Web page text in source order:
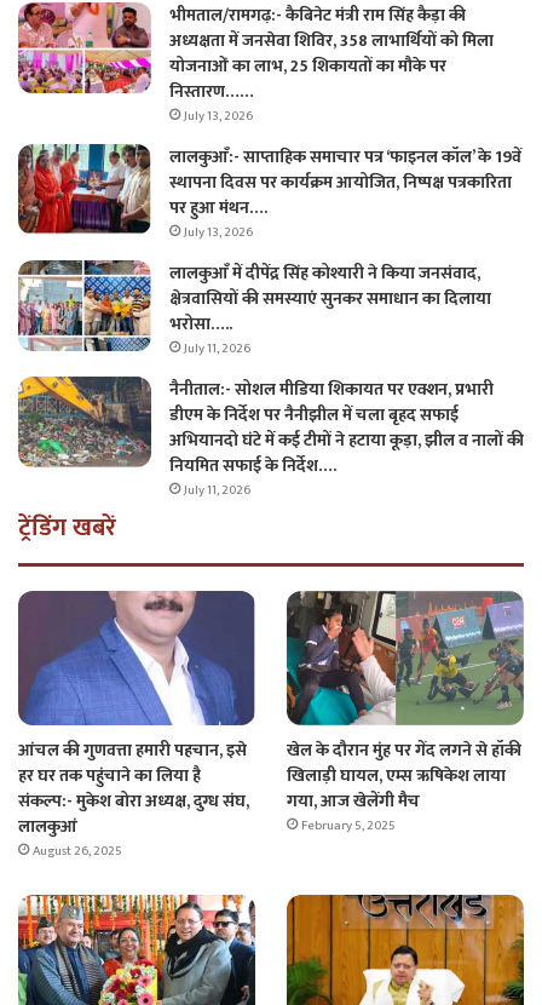
भीमताल/रामगढ़:- कैबिनेट मंत्री राम सिंह कैड़ा की
अध्यक्षता में जनसेवा शिविर, 358 लाभार्थियों को मिला
योजनाओं का लाभ, 25 शिकायतों का मौके पर
निस्तारण……
July 13, 2026
लालकुआँ:- साप्ताहिक समाचार पत्र ‘फाइनल कॉल’ के 19वें
स्थापना दिवस पर कार्यक्रम आयोजित, निष्पक्ष पत्रकारिता
पर हुआ मंथन….
July 13, 2026
लालकुआँ में दीपेंद्र सिंह कोश्यारी ने किया जनसंवाद,
क्षेत्रवासियों की समस्याएं सुनकर समाधान का दिलाया
भरोसा…..
July 11, 2026
नैनीताल:- सोशल मीडिया शिकायत पर एक्शन, प्रभारी
डीएम के निर्देश पर नैनीझील में चला बृहद सफाई
अभियानदो घंटे में कई टीमों ने हटाया कूड़ा, झील व नालों की
नियमित सफाई के निर्देश….
July 11, 2026
ट्रेंडिंग खबरें
आंचल की गुणवत्ता हमारी पहचान, इसे
हर घर तक पहुंचाने का लिया है
संकल्प:- मुकेश बोरा अध्यक्ष, दुग्ध संघ,
लालकुआं
August 26, 2025
खेल के दौरान मुंह पर गेंद लगने से हॉकी
खिलाड़ी घायल, एम्स ऋषिकेश लाया
गया, आज खेलेंगी मैच
February 5, 2025